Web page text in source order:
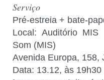
Serviço
Pré-estreia + bate-
Local: Auditório
Som (MIS)
Avenida Europa, 158,
Data: 13.12, às 19h30